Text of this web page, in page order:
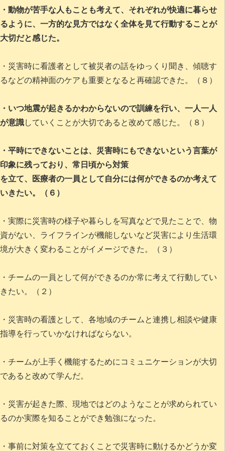
・動物が苦手な人もことも考えて、それぞれが快適に暮らせ
るように、一方的な見方ではなく全体を見て行動することが
大切だと感じた。
・災害時に看護者として被災者の話をゆっくり聞き、傾聴す
るなどの精神面のケアも重要となると再確認できた。（８）
・いつ地震が起きるかわからないので訓練を行い、一人一人
が意識していくことが大切であると改めて感じた。（８）
・平時にできないことは、災害時にもできないという言葉が
印象に残っており、常日頃から対策
を立て、医療者の一員として自分には何ができるのか考えて
いきたい。（６）
・実際に災害時の様子や暮らしを写真などで見たことで、物
資がない、ライフラインが機能しないなど災害により生活環
境が大きく変わることがイメージできた。（３）
・チームの一員として何ができるのか常に考えて行動してい
きたい。（２）
・災害時の看護として、各地域のチームと連携し相談や健康
指導を行っていかなければならない。
・チームが上手く機能するためにコミュニケーションが大切
であると改めて学んだ。
・災害が起きた際、現地ではどのようなことが求められてい
るのか実際を知ることができ勉強になった。
・事前に対策を立てておくことで災害時に動けるかどうか変